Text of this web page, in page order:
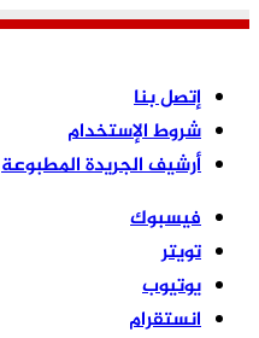
إتصل بنا
شروط الإستخدام
أرشيف الجريدة المطبوعة
فيسبوك
تويتر
يوتيوب
انستقرام